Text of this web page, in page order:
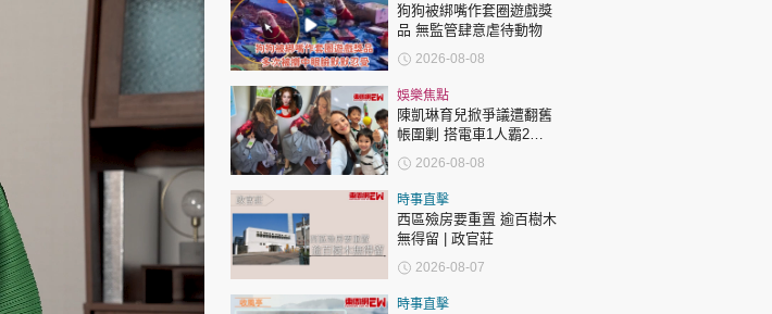
頭條日報 星島環球 The Standard
Copyright © 東周網 版權所有 . 不得轉載 ©Eastweek.com.hk. All rights reserved.
狗狗被綁嘴作套圈遊戲獎
品 無監管肆意虐待動物
2026-08-08
娛樂焦點
陳凱琳育兒掀爭議遭翻舊
帳圍剿 搭電車1人霸2個
位 被轟自私欠公德心 有
指反應過度不公平
2026-08-08
時事直擊
西區殮房要重置 逾百樹木
無得留 | 政官莊
2026-08-07
時事直擊